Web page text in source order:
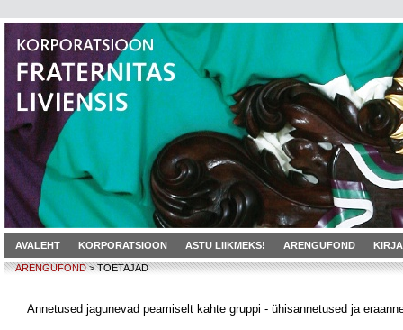
AVALEHT KORPORATSIOON ASTU LIIKMEKS! ARENGUFOND
ARENGUFOND> TOETAJAD
Annetused jagunevad peamiselt kahte gruppi - ühisannetused ja